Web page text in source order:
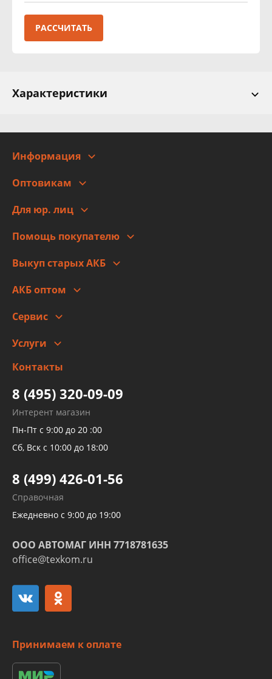
РАССЧИТАТЬ
Характеристики
Информация
Адреса
Новости
Правовая информация
Оптовикам
Для юр. лиц
Помощь покупателю
Оплата
Гарантии и возврат
Выкуп старых АКБ
АКБ оптом
Сервис
Заправка кондиционера авто
Детейлинг
Услуги
высокого давления
Тормозных трубок
Рукавов гидроусилителей
Рукавов компрессоров и турбин
Трубок кондиционеров
Развертка пайка медных стальных
алюминиевых трубок и штуцеров
Контакты
8 (495) 320-09-09
Интерент магазин
Пн-Пт с 9:00 до 20 :00
Сб, Вск с 10:00 до 18:00
8 (499) 426-01-56
Справочная
Ежедневно с 9:00 до 19:00
ООО АВТОМАГ ИНН 7718781635
office@texkom.ru
Принимаем к оплате